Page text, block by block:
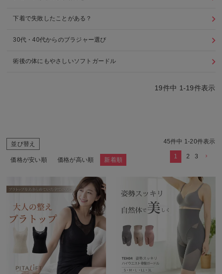
下着で失敗したことがある？
30代・40代からのブラジャー選び
術後の体にもやさしいソフトガードル
19件中 1-19件表示
並び替え
価格が安い順 価格が高い順 新着順
45件中 1-20件表示
1 2 3